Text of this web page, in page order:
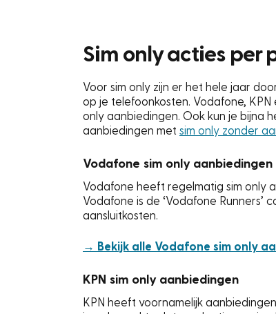
Sim only acties per
Voor sim only zijn er het hele jaar
op je telefoonkosten. Vodafone,
only aanbiedingen. Ook kun je bijna
aanbiedingen met sim only zonder
Vodafone sim only aanbiedingen
Vodafone heeft regelmatig sim only
Vodafone is de ‘Vodafone
aansluitkosten.
→ Bekijk alle Vodafone sim only
KPN sim only aanbiedingen
KPN heeft voornamelijk